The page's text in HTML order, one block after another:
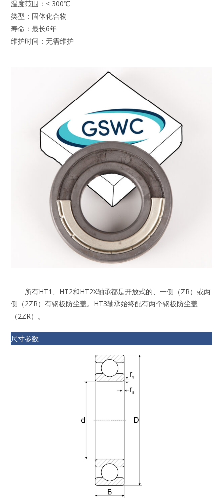
温度范围：< 300℃
类型：固体化合物
寿命：最长6年
维护时间：无需维护
所有HT1、HT2和HT2X轴承都是开放式的、一侧（ZR）或两
侧（2ZR）有钢板防尘盖。HT3轴承始终配有两个钢板防尘盖
（2ZR）。
尺寸参数